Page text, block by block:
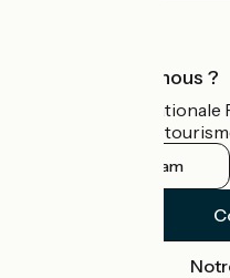
Qui sommes-nous ?
L'association
guide officiel du
Instagram